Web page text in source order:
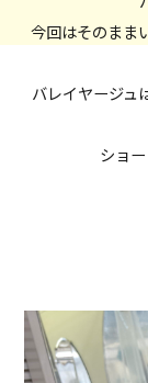
今回はそのまま
バレイヤージュ
ショ